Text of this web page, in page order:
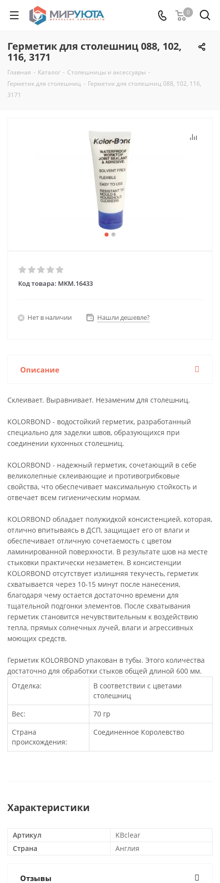
0
Герметик для столешниц 088, 102,
116, 3171
Главная - Каталог - Столешницы и аксессуары -
Герметик для столешниц - Герметик для столешниц 088, 102, 116,
3171
Код товара: MKM.16433
Нет в наличии Нашли дешевле?
Описание
Склеивает. Выравнивает. Незаменим для столешниц.
KOLORBOND - водостойкий герметик, разработанный
специально для заделки швов, образующихся при
соединении кухонных столешниц.
KOLORBOND - надежный герметик, сочетающий в себе
великолепные склеивающие и противогрибковые
свойства, что обеспечивает максимальную стойкость и
отвечает всем гигиеническим нормам.
KOLORBOND обладает полужидкой консистенцией, которая,
отлично впитываясь в ДСП, защищает его от влаги и
обеспечивает отличную сочетаемость с цветом
ламинированной поверхности. В результате шов на месте
стыковки практически незаметен. В консистенции
KOLORBOND отсутствует излишняя текучесть, герметик
схватывается через 10-15 минут после нанесения,
благодаря чему остается достаточно времени для
тщательной подгонки элементов. После схватывания
герметик становится нечувствительным к воздействию
тепла, прямых солнечных лучей, влаги и агрессивных
моющих средств.
Герметик KOLORBOND упакован в тубы. Этого количества
достаточно для обработки стыков общей длиной 600 мм.
Отделка:
В соответствии с цветами
столешниц
Вес:
70 гр
Страна
происхождения:
Соединенное Королевство
Характеристики
Артикул
KBclear
Страна
Англия
Отзывы